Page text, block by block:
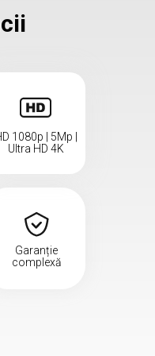
1080p | 5Mp |
Ultra HD 4K
Garanție
complexă